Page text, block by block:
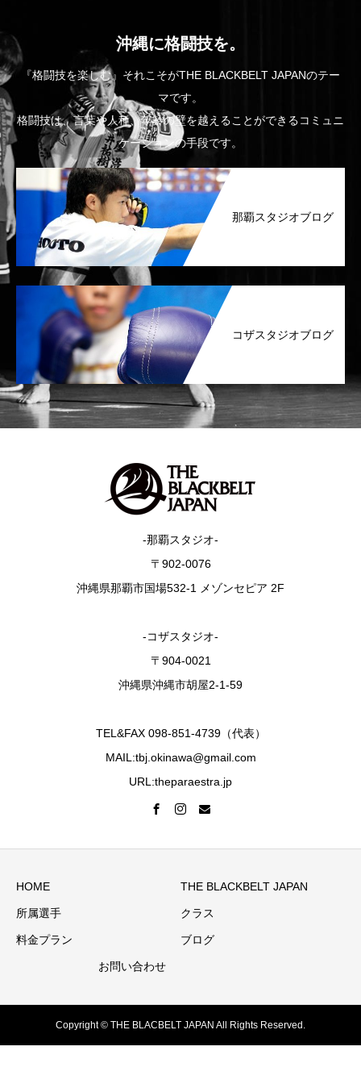
沖縄に格闘技を。
『格闘技を楽しむ』それこそがTHE BLACKBELT JAPANのテー
マです。
格闘技は、言葉や人種、年齢の壁を越えることができるコミュニ
ケーションの手段です。
那覇スタジオブログ
コザスタジオブログ
-那覇スタジオ-
〒902-0076
沖縄県那覇市国場532-1 メゾンセピア 2F
-コザスタジオ-
〒904-0021
沖縄県沖縄市胡屋2-1-59
TEL&FAX 098-851-4739（代表）
MAIL:tbj.okinawa@gmail.com
URL:theparaestra.jp
HOME THE BLACKBELT JAPAN
所属選手 クラス
料金プラン ブログ
お問い合わせ
Copyright © THE BLACBELT JAPAN All Rights Reserved.